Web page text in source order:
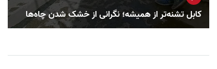
کابل تشنه‌تر از همیشه؛ نگرانی از خشک‌ شدن چاه‌ها